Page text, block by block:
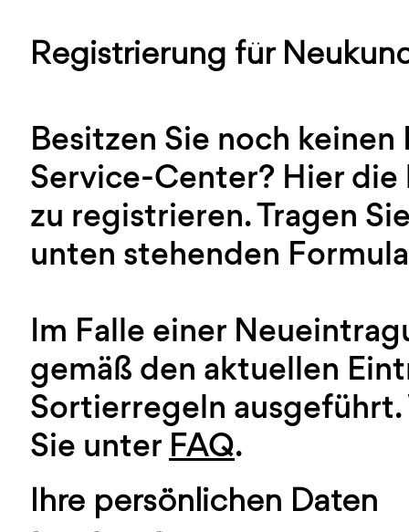
Registrierung für
Besitzen Sie noch
Service-Center? Hier
zu registrieren. Tragen
unten stehenden
Im Falle einer
gemäß den aktuellen
Sortierregeln
Sie unter FAQ.
Ihre persönlichen Daten